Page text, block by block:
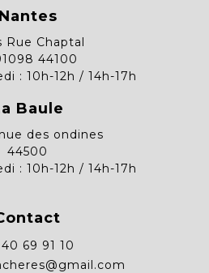
Nantes
Rue Chaptal
44100
: 10h-12h / 14h-17h
Baule
des ondines
44500
: 10h-12h / 14h-17h
69 91 10